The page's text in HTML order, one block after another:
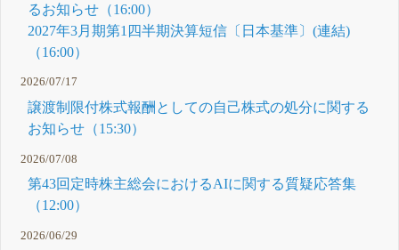
E
14:00
CoWorker
5月 08, 2026
16:00
2027年3月
るお知らせ（16:00）
2027年3月期第1四半期決算短信〔日本基準〕(連結)
（16:00）
2026/07/17
譲渡制限付株式報酬としての自己株式の処分に関する
お知らせ（15:30）
2026/07/08
第43回定時株主総会におけるAIに関する質疑応答集
（12:00）
2026/06/29